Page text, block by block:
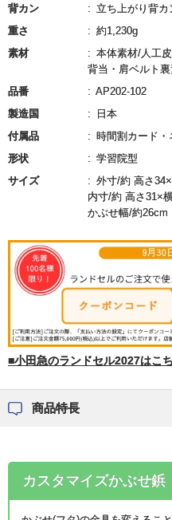
背カン
立ち上がり背カ
重さ
約1,230g
素材
本体素材/人工
背当・肩ベルト
品番
AP202-102
製造国
日本
付属品
時間割カード・
形状
学習院型
サイズ
外寸/約 高さ
内寸/約 高さ31×
かぶせ幅/約26cm
■小田急のランドセル2027はこ
商品特長
カスタマイズかぶせ鋲